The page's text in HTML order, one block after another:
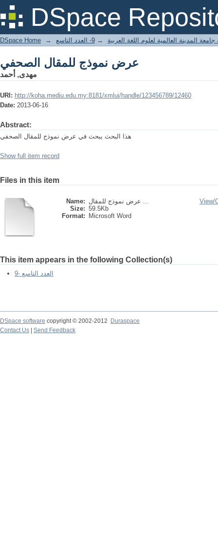
DSpace
عرض نموذج للمقال الصحفي
DSpace Home → المدينة العالمية لعلوم اللغة العربية → 9- العدد التاسع
عرض نموذج للمقال الصحفي
مهدى, أحمد
URI: http://koha.mediu.edu.my:8181/xmlui/handle/123456789/12460
Date: 2013-06-16
Abstract:
هذا البحث يبحث في عرض نموذج للمقال الصحفي
Show full item record
Files in this item
Name:
عرض نموذج للمقال ...
Size: 59.5Kb
Format:
Microsoft Word
View/
This item appears in the following Collection(s)
9- العدد التاسع
DSpace software copyright © 2002-2012
Duraspace
Contact Us
Send Feedback